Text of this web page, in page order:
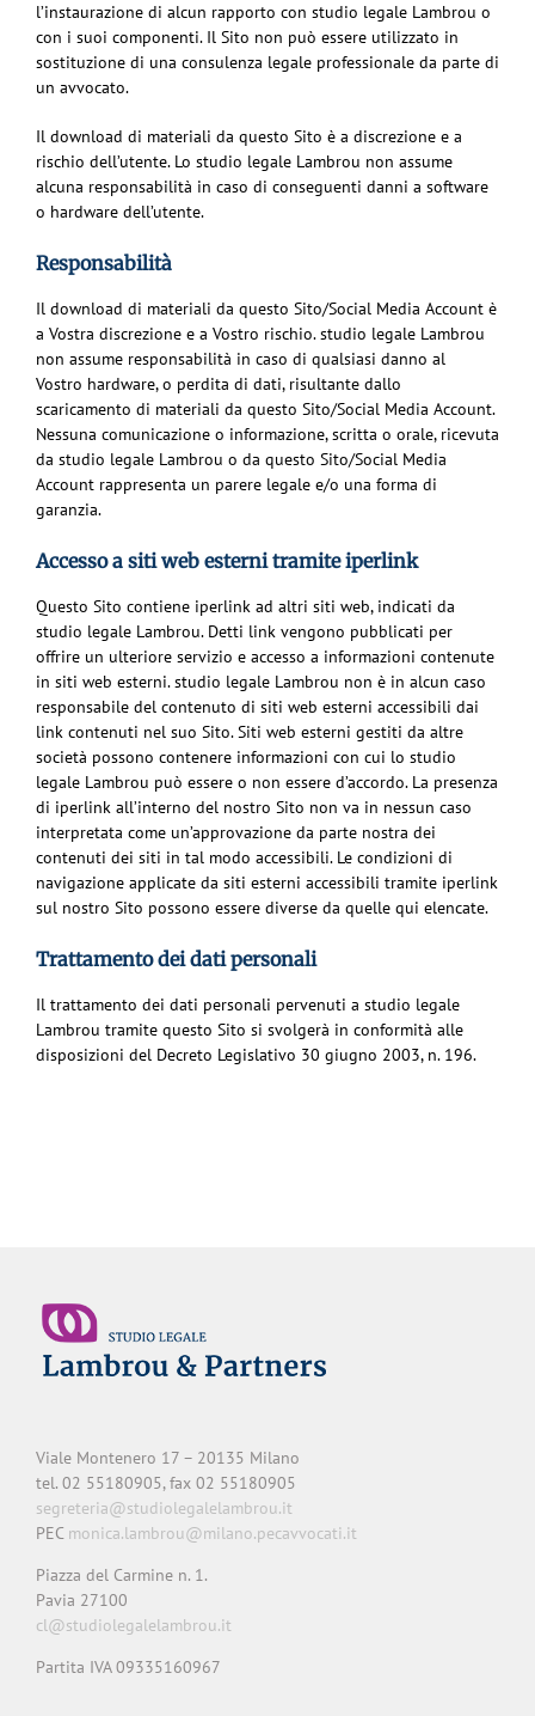
l’instaurazione di alcun rapporto con studio legale Lambrou o
con i suoi componenti. Il Sito non può essere utilizzato in
sostituzione di una consulenza legale professionale da parte di
un avvocato.
Il download di materiali da questo Sito è a discrezione e a
rischio dell’utente. Lo studio legale Lambrou non assume
alcuna responsabilità in caso di conseguenti danni a software
o hardware dell’utente.
Responsabilità
Il download di materiali da questo Sito/Social Media Account è
a Vostra discrezione e a Vostro rischio. studio legale Lambrou
non assume responsabilità in caso di qualsiasi danno al
Vostro hardware, o perdita di dati, risultante dallo
scaricamento di materiali da questo Sito/Social Media Account.
Nessuna comunicazione o informazione, scritta o orale, ricevuta
da studio legale Lambrou o da questo Sito/Social Media
Account rappresenta un parere legale e/o una forma di
garanzia.
Accesso a siti web esterni tramite iperlink
Questo Sito contiene iperlink ad altri siti web, indicati da
studio legale Lambrou. Detti link vengono pubblicati per
offrire un ulteriore servizio e accesso a informazioni contenute
in siti web esterni. studio legale Lambrou non è in alcun caso
responsabile del contenuto di siti web esterni accessibili dai
link contenuti nel suo Sito. Siti web esterni gestiti da altre
società possono contenere informazioni con cui lo studio
legale Lambrou può essere o non essere d’accordo. La presenza
di iperlink all’interno del nostro Sito non va in nessun caso
interpretata come un’approvazione da parte nostra dei
contenuti dei siti in tal modo accessibili. Le condizioni di
navigazione applicate da siti esterni accessibili tramite iperlink
sul nostro Sito possono essere diverse da quelle qui elencate.
Trattamento dei dati personali
Il trattamento dei dati personali pervenuti a studio legale
Lambrou tramite questo Sito si svolgerà in conformità alle
disposizioni del Decreto Legislativo 30 giugno 2003, n. 196.
Viale Montenero 17 – 20135 Milano
tel. 02 55180905, fax 02 55180905
segreteria@studiolegalelambrou.it
PEC monica.lambrou@milano.pecavvocati.it
Piazza del Carmine n. 1.
Pavia 27100
cl@studiolegalelambrou.it
Partita IVA 09335160967